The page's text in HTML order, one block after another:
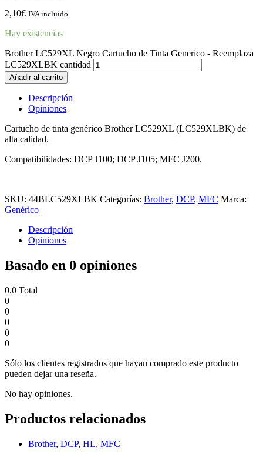
2,10€ IVA incluido
Hay existencias
Brother LC529XL Negro Cartucho de Tinta Generico - Reemplaza
LC529XLBK cantidad
Añadir al carrito
Descripción
Opiniones
Cartucho de tinta genérico Brother LC529XL (LC529XLBK) de
alta calidad.
Compatibilidades: DCP J100; DCP J105; MFC J200.
SKU: 44BLC529XLBK Categorías: Brother, DCP, MFC Marca:
Genérico
Descripción
Opiniones
Basado en 0 opiniones
0.0 Total
0
0
0
0
0
Sólo los clientes registrados que hayan comprado este producto
pueden dejar una reseña.
No hay opiniones.
Productos relacionados
Brother, DCP, HL, MFC